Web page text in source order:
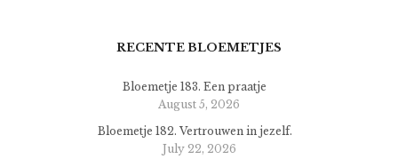
RECENTE BLOEMETJES
Bloemetje 183. Een praatje
August 5, 2026
Bloemetje 182. Vertrouwen in jezelf.
July 22, 2026